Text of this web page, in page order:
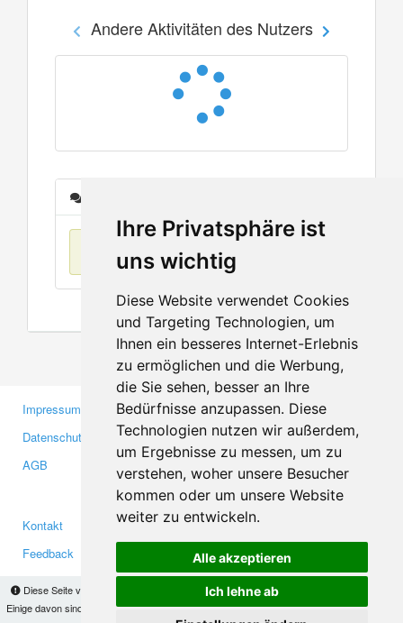
Ihre Privatsphäre ist
uns wichtig
Diese Website verwendet Cookies
und Targeting Technologien, um
Ihnen ein besseres Internet-Erlebnis
zu ermöglichen und die Werbung,
die Sie sehen, besser an Ihre
Bedürfnisse anzupassen. Diese
Technologien nutzen wir außerdem,
um Ergebnisse zu messen, um zu
verstehen, woher unsere Besucher
kommen oder um unsere Website
weiter zu entwickeln.
Alle akzeptieren
Ich lehne ab
Diese Seite verwendet Cookies, um Informationen auf Ihrem Computer zu speichern.
Einige davon sind notwendig, damit unsere Seite funktioniert, andere helfen uns dabei, das
Andere Aktivitäten des Nutzers
Keine Einträge
Impressum
Datenschutzerklärung
AGB
Gewerbetreibende
Investoren
Medien
Kontakt
Feedback
Facebook
Twitter
YouTube
Google+